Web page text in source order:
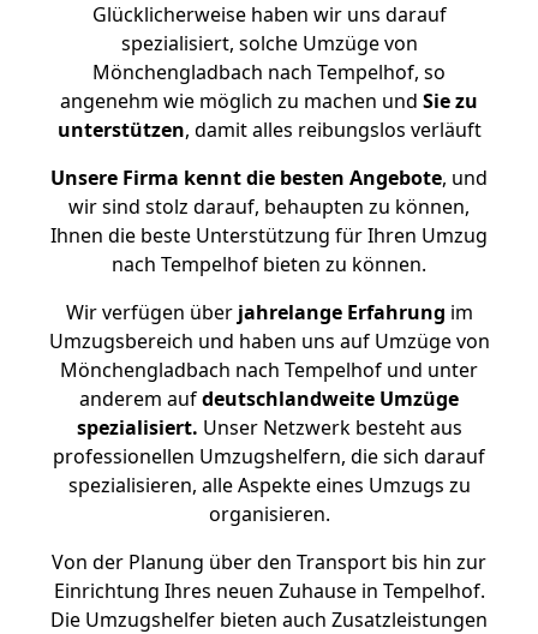
Glücklicherweise haben wir uns darauf
spezialisiert, solche Umzüge von
Mönchengladbach nach Tempelhof, so
angenehm wie möglich zu machen und Sie zu
unterstützen, damit alles reibungslos verläuft
Unsere Firma kennt die besten Angebote, und
wir sind stolz darauf, behaupten zu können,
Ihnen die beste Unterstützung für Ihren Umzug
nach Tempelhof bieten zu können.
Wir verfügen überjahrelange Erfahrung im
Umzugsbereich und haben uns auf Umzüge von
Mönchengladbach nach Tempelhof und unter
anderem aufdeutschlandweite Umzüge
spezialisiert. Unser Netzwerk besteht aus
professionellen Umzugshelfern, die sich darauf
spezialisieren, alle Aspekte eines Umzugs zu
organisieren.
Von der Planung über den Transport bis hin zur
Einrichtung Ihres neuen Zuhause in Tempelhof.
Die Umzugshelfer bieten auch Zusatzleistungen